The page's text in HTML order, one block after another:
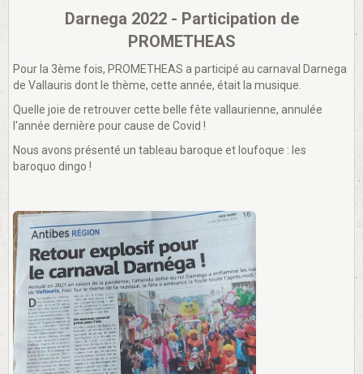
Darnega 2022 - Participation de
PROMETHEAS
Pour la 3ème fois, PROMETHEAS a participé au carnaval Darnega
de Vallauris dont le thème, cette année, était la musique.
Quelle joie de retrouver cette belle fête vallaurienne, annulée
l'année dernière pour cause de Covid !
Nous avons présenté un tableau baroque et loufoque : les
baroquo dingo !